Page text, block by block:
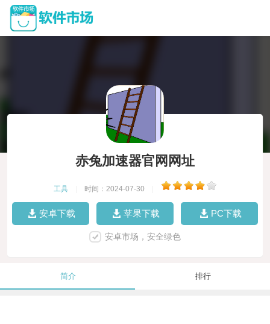
赤兔加速器官网网址
工具 时间：2024-07-30
安卓下载 苹果下载 PC下载
安卓市场，安全绿色
简介 排行